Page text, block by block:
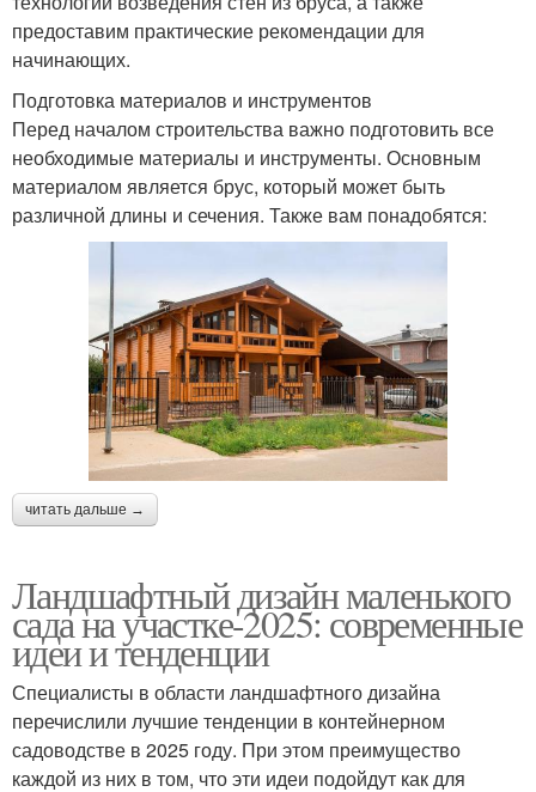
предоставим практические рекомендации для
начинающих.
Подготовка материалов и инструментов
Перед началом строительства важно подготовить все
необходимые материалы и инструменты. Основным
материалом является брус, который может быть
различной длины и сечения. Также вам понадобятся:
читать дальше →
Ландшафтный дизайн маленького
сада на участке-2025: современные
идеи и тенденции
Специалисты в области ландшафтного дизайна
перечислили лучшие тенденции в контейнерном
садоводстве в 2025 году. При этом преимущество
каждой из них в том, что эти идеи подойдут как для